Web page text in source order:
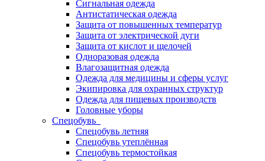
Сигнальная одежда
Антистатическая одежда
Защита от повышенных температур
Защита от электрической дуги
Защита от кислот и щелочей
Одноразовая одежда
Влагозащитная одежда
Одежда для медицины и сферы услуг
Экипировка для охранных структур
Одежда для пищевых производств
Головные уборы
Спецобувь
Спецобувь летняя
Спецобувь утеплённая
Спецобувь термостойкая